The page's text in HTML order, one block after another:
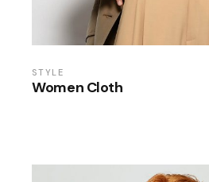
STYLE
Women Cloth